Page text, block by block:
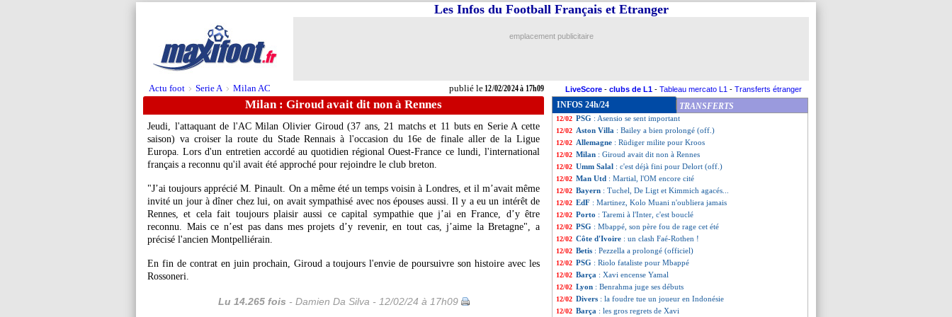
Actu foot > Serie A > Milan AC publié le12/02/2024 à 17h09
Les Infos du Football Français et Etranger
emplacement publicitaire
LiveScore - clubs de L1 - Tableau mercato L1 - Transferts étranger
Milan : Giroud avait dit non à Rennes
Jeudi, l'attaquant de l'AC Milan Olivier Giroud(37 ans, 21 matchs et 11 buts en Serie A cette
saison) va croiser la route du Stade Rennais à l'occasion du 16e de finale aller de la Ligue
Europa. Lors d'un entretien accordé au quotidien régional Ouest-France ce lundi, l'international
français a reconnu qu'il avait été approché pour rejoindre le club breton.
"J’ai toujours apprécié M. Pinault. On a même été un temps voisin à Londres, et il m’avait même
invité un jour à dîner chez lui, on avait sympathisé avec nos épouses aussi. Il y a eu un intérêt de
Rennes, et cela fait toujours plaisir aussi ce capital sympathie que j’ai en France, d’y être
reconnu. Mais ce n’est pas dans mes projets d’y revenir, en tout cas, j’aime la Bretagne", a
précisé l'ancien Montpelliérain.
En fin de contrat en juin prochain, Giroud a toujours l'envie de poursuivre son histoire avec les
Rossoneri.
Lu 14.265 fois - Damien Da Silva - 12/02/24 à 17h09
INFOS 24h/24 TRANSFERTS
12/02 PSG: la consigne de Luis Enrique à Ugarte
12/02 Barça
12/02 Sociedad : Kubo vise la victoire à Paris
12/02 Dortmund : Haller a recalé Fulham cet hiver
12/02 PSG : Asensio se sent important
12/02 Aston Villa : Bailey a bien prolongé (off.)
12/02 Allemagne : Rüdiger milite pour Kroos
12/02 Milan : Giroud avait dit non à Rennes
12/02 Umm Salal : c'est déjà fini pour Delort (off.)
12/02 Man Utd : Martial, l'OM encore cité
12/02 Bayern : Tuchel, De Ligt et Kimmich agacés...
12/02 EdF : Martinez, Kolo Muani n'oubliera jamais
12/02 Porto : Taremi à l'Inter, c'est bouclé
12/02 PSG : Mbappé, son père fou de rage cet été
12/02 Côte d'Ivoire : un clash Faé-Rothen !
12/02 Betis : Pezzella a prolongé (officiel)
12/02 PSG : Riolo fataliste pour Mbappé
12/02 Barça : Xavi encense Yamal
12/02 Lyon : Benrahma juge ses débuts
12/02 Divers : la foudre tue un joueur en Indonésie
12/02 Barça : les gros regrets de Xavi